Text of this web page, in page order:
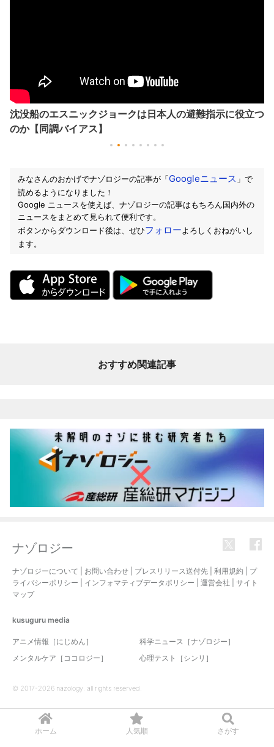
ホーム 人気順 さがす
沈没船のエスニックジョークは日本人の避難指示に役立つ
のか【同調バイアス】
みなさんのおかげでナゾロジーの記事が「Googleニュース 」で
読めるようになりました！
Google ニュースを使えば、ナゾロジーの記事はもちろん国内外の
ニュースをまとめて見られて便利です。
ボタンからダウンロード後は、ぜひフォローよろしくおねがいし
ます。
おすすめ関連記事
ナゾロジー
ナゾロジーについて お問い合わせ プレスリリース送付先 利用規約
プ
ライバシーポリシー
インフォマティブデータポリシー 運営会社
サイト
マップ
kusuguru media
アニメ情報［にじめん］
科学ニュース［ナゾロジー］
メンタルケア［ココロジー］
心理テスト［シンリ］
© 2017-2026 nazology. all rights reserved.